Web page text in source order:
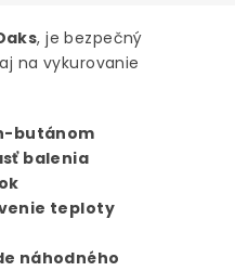
, je bezpečný
na vykurovanie
butánom
balenia
teploty
náhodného